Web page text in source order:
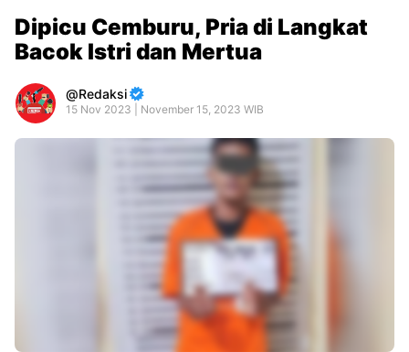
Dipicu Cemburu, Pria di Langkat
Bacok Istri dan Mertua
Redaksi
15 Nov 2023 | November 15, 2023 WIB